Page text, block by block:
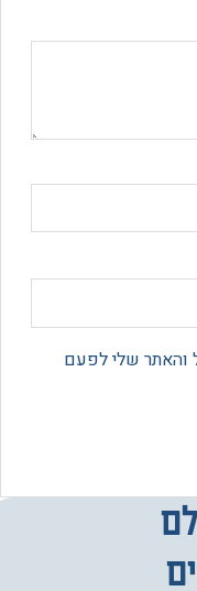
לפעם